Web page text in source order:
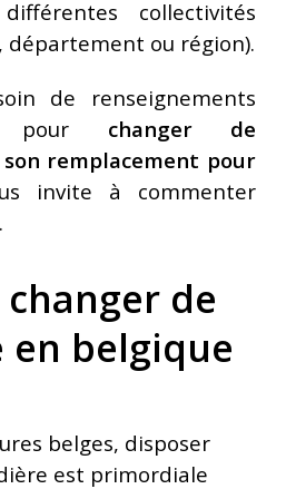
collectivités
département ou région).
de renseignements
pour changer de
remplacement pour
invite à commenter
de
en belgique
belges, disposer
est primordiale